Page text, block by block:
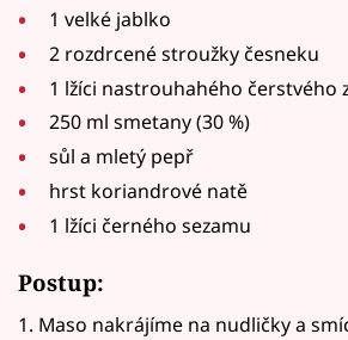
1 velké jablko
2 rozdrcené stroužky česneku
1 lžíci nastrouhahého čerstvého
250 ml smetany (30 %)
sůl a mletý pepř
hrst koriandrové natě
1 lžíci černého sezamu
Postup:
1. Maso nakrájíme na nudličky a